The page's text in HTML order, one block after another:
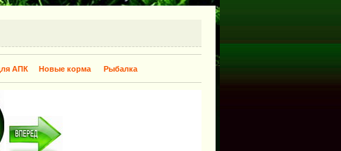
АПК Новые корма Рыбалка​